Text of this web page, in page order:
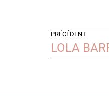
PRÉCÉDENT
LOLA